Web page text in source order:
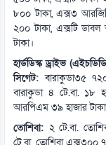
৮০০ টাকা, এক্স৩
২০০ টাকা, এক্সটি
টাকা।
হার্ডডিস্ক ড্রাইভ
সিগেট:বারাকুডা৩৫
বারাকুডা ৪ টে.বা. ১৮
আরপিএম ৩৯ হাজার
তোশিবা: ২ টে.বা.